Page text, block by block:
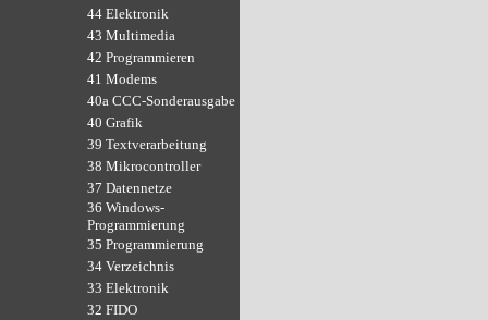
44 Elektronik
43 Multimedia
42 Programmieren
41 Modems
40a CCC-Sonderausgabe
40 Grafik
39 Textverarbeitung
38 Mikrocontroller
37 Datennetze
36 Windows-
Programmierung
35 Programmierung
34 Verzeichnis
33 Elektronik
32 FIDO